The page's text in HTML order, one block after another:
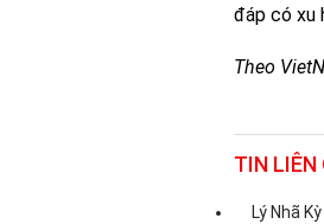
đáp có xu
Theo
TIN LIÊN
Lý Nhã